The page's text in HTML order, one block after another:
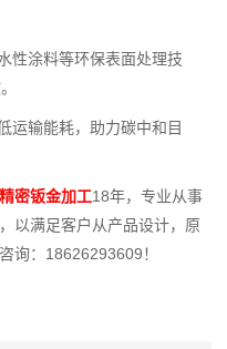
性涂料等环保表面处理技
运输能耗，助力碳中和目
精密钣金加工18年，专业从事
以满足客户从产品设计，原
询：18626293609！